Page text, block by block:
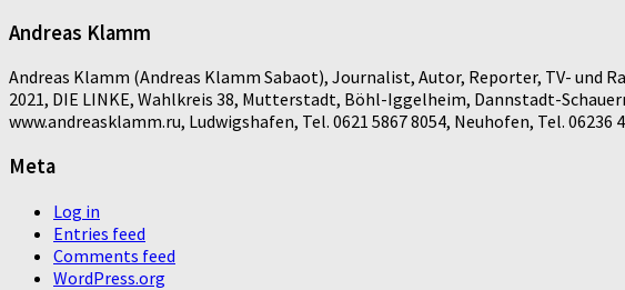
Andreas Klamm
Andreas Klamm (Andreas Klamm Sabaot), Journalist, Autor, Reporter, TV- und
2021, DIE LINKE, Wahlkreis 38, Mutterstadt, Böhl-Iggelheim, Dannstadt-
www.andreasklamm.ru, Ludwigshafen, Tel. 0621 5867 8054, Neuhofen, Tel. 06236
Meta
Log in
Entries feed
Comments feed
WordPress.org